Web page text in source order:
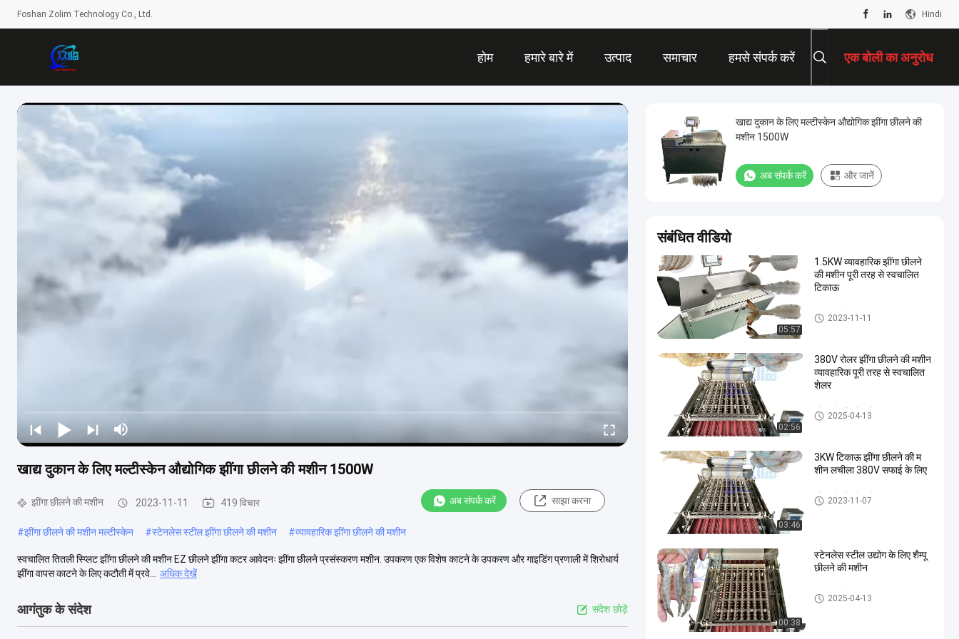
Foshan Zolim Technology Co., Ltd. Hindi
होम हमारे बारे में उत्पाद समाचार हमसे संपर्क करें एक बोली का अनुरोध
खाद्य दुकान के लिए मल्टीस्केन औद्योगिक झींगा छीलने की मशीन 1500W
झींगा छीलने की मशीन 2023-11-11 419 विचार अब संपर्क करें साझा करना
#झींगा छीलने की मशीन मल्टीस्केन #स्टेनलेस स्टील झींगा छीलने की मशीन #व्यावहारिक झींगा छीलने की मशीन
स्वचालित तितली स्प्लिट झींगा छीलने की मशीन EZ छीलने झींगा कटर आवेदनः झींगा छीलने प्रसंस्करण मशीन. उपकरण एक विशेष काटने के उपकरण और गाइडिंग प्रणाली में शिरोधार्य
झींगा वापस काटने के लिए कटौती में प्रवे...
अधिक देखें
आगंतुक के संदेश संदेश छोड़ें
खाद्य दुकान के लिए मल्टीस्केन औद्योगिक झींगा छीलने की
मशीन 1500W
अब संपर्क करें और जानें
संबंधित वीडियो
05:57
1.5KW व्यावहारिक झींगा छीलने
की मशीन पूरी तरह से स्वचालित
टिकाऊ
झींगा छीलने की मशीन
2023-11-11
02:56
380V रोलर झींगा छीलने की मशीन
व्यावहारिक पूरी तरह से स्वचालित
शेलर
झींगा छीलने की मशीन
2025-04-13
03:46
3KW टिकाऊ झींगा छीलने की म
शीन लचीला 380V सफाई के लिए
झींगा छीलने की मशीन
2023-11-07
00:38
स्टेनलेस स्टील उद्योग के लिए शैम्पू
छीलने की मशीन
झींगा छीलने की मशीन
2025-04-13